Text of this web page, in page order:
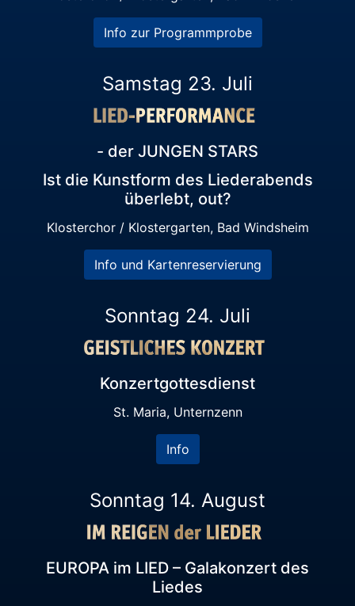
Info zur Programmprobe
Samstag 23. Juli
- der JUNGEN STARS
Ist die Kunstform des Liederabends
überlebt, out?
Klosterchor / Klostergarten, Bad Windsheim
Info und Kartenreservierung
Sonntag 24. Juli
Konzertgottesdienst
St. Maria, Unternzenn
Info
Sonntag 14. August
EUROPA im LIED – Galakonzert des
Liedes